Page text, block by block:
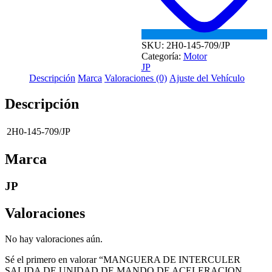
cantidad
SKU: 2H0-145-709/JP
Categoría: Motor
JP
Descripción Marca Valoraciones (0) Ajuste del Vehículo
Descripción
2H0-145-709/JP
Marca
JP
Valoraciones
No hay valoraciones aún.
Sé el primero en valorar “MANGUERA DE INTERCULER